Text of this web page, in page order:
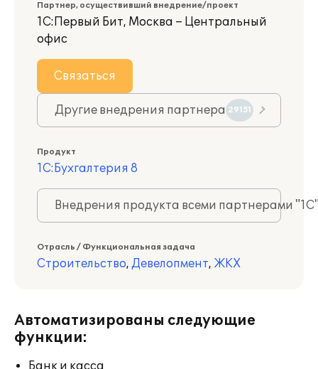
Партнер, осуществивший внедрение/проект
1С:Первый Бит, Москва – Центральный
офис
Связаться
Другие внедрения партнера 29151
Продукт
1С:Бухгалтерия 8
Внедрения продукта всеми партнерами
Отрасль / Функциональная задача
Строительство, Девелопмент, ЖКХ
Автоматизированы следующие
функции:
Банк и касса